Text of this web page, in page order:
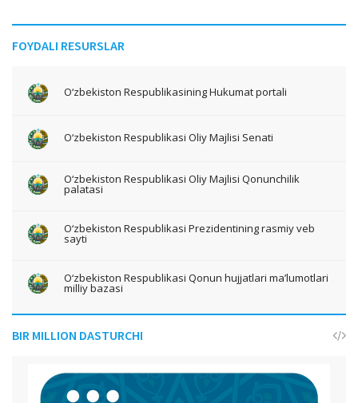
FOYDALI RESURSLAR
O‘zbekiston Respublikasining Hukumat portali
O‘zbekiston Respublikasi Oliy Majlisi Senati
O‘zbekiston Respublikasi Oliy Majlisi Qonunchilik
palatasi
O‘zbekiston Respublikasi Prezidentining rasmiy veb
sayti
O‘zbekiston Respublikasi Qonun hujjatlari ma’lumotlari
milliy bazasi
BIR MILLION DASTURCHI